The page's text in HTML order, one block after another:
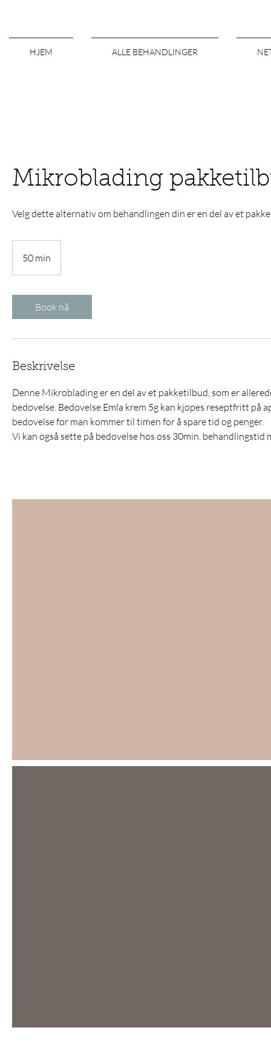
HJEM ALLE BEHANDLINGER
Mikroblading
Velg dette alternativ om behandlingen din er en del av et
50 min
0
i
n
Book nå
Beskrivelse
Denne Mikroblading er en del av et pakketilbud, som er
bedøvelse. Bedøvelse Emla krem 5g kan kjøpes reseptfritt på
bedøvelse før man kommer til timen for å spare tid og penger.
Vi kan også sette på bedøvelse hos oss 30min. behandlingstid